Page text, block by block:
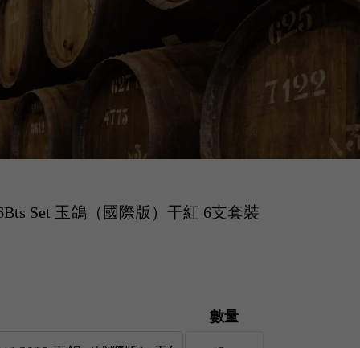
Set 玉鴿（國際版）干紅 6支套裝
數量